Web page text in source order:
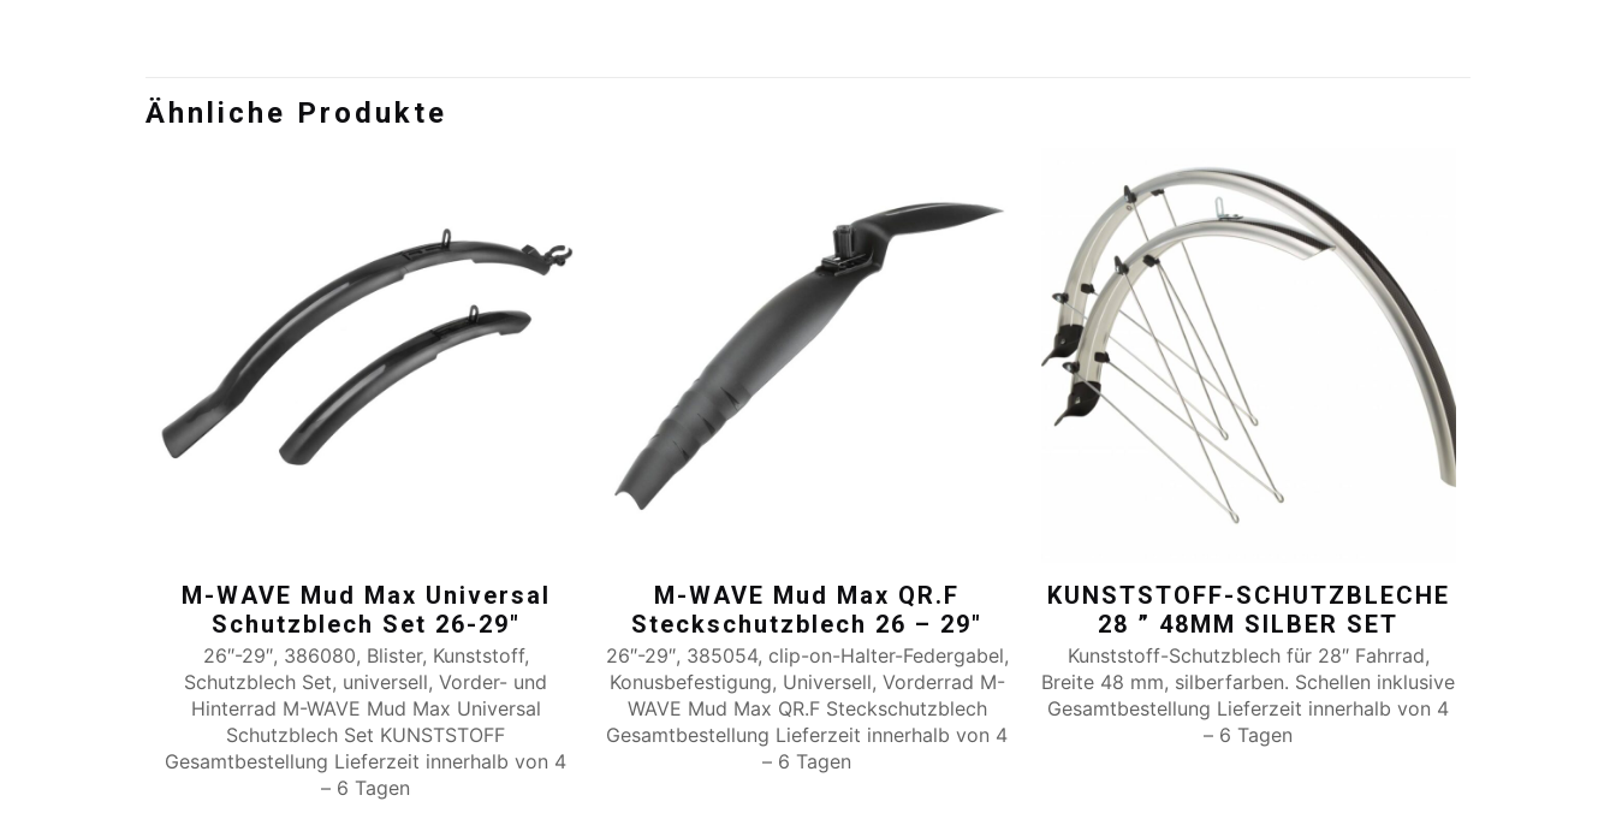
Ähnliche Produkte
M-WAVE Mud Max Universal
Schutzblech Set 26-29″
26″-29″, 386080, Blister, Kunststoff,
Schutzblech Set, universell, Vorder- und
Hinterrad M-WAVE Mud Max Universal
Schutzblech Set KUNSTSTOFF
Gesamtbestellung Lieferzeit innerhalb von 4
– 6 Tagen
M-WAVE Mud Max QR.F
Steckschutzblech 26 – 29″
26″-29″, 385054, clip-on-Halter-Federgabel,
Konusbefestigung, Universell, Vorderrad M-
WAVE Mud Max QR.F Steckschutzblech
Gesamtbestellung Lieferzeit innerhalb von 4
– 6 Tagen
KUNSTSTOFF-SCHUTZBLECHE
28 ” 48MM SILBER SET
Kunststoff-Schutzblech für 28″ Fahrrad,
Breite 48 mm, silberfarben. Schellen inklusive
Gesamtbestellung Lieferzeit innerhalb von 4
– 6 Tagen